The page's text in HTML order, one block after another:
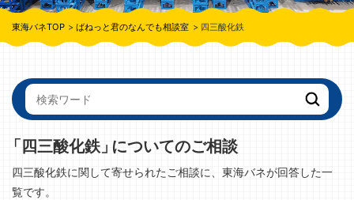
東海バネTOP ばねっと君のなんでも相談室 四三酸化鉄
「四三酸化鉄」についてのご相談
四三酸化鉄に関して寄せられたご相談に、東海バネが回答した一
覧です。